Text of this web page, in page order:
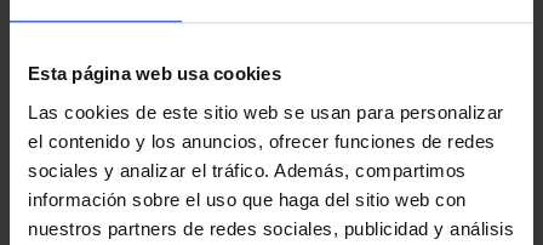
Esta página web usa cookies
Las cookies de este sitio web se usan para personalizar
el contenido y los anuncios, ofrecer funciones de redes
sociales y analizar el tráfico. Además, compartimos
información sobre el uso que haga del sitio web con
nuestros partners de redes sociales, publicidad y análisis
Sólo para usuarios
Sólo para usuarios